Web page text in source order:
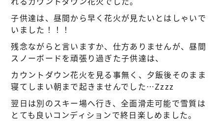
子供達は、昼間から早く花火が見たいとはしゃいで
いました！！！
残念ながらと言いますか、仕方ありませんが、昼間
スノーボードを頑張り過ぎた子供達は、
カウントダウン花火を見る事無く、夕飯後そのまま
寝てしまい朝まで起きませんでした…Zzzz
翌日は別のスキー場へ行き、全面滑走可能で雪質は
とても良いコンディションで終日楽しめました。